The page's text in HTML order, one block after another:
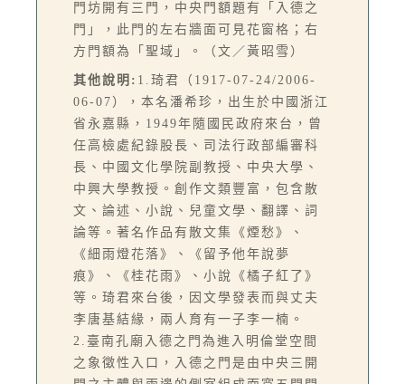
門坊開有三門，中央門額題有「入德之
門」，此門的左右牆面可見花窗格；右
方門額為「聖域」。（文／黃昭雪）
其他說明: 1.琦君（1917-07-24/2006-
06-07），本名潘希珍，出生於中國浙江
省永嘉縣，1949年隨國民政府來台，曾
任高檢處紀錄股長、司法行政部編審科
長、中國文化學院副教授、中央大學、
中興大學教授。創作文類豐富，包含散
文、論述、小說、兒童文學、翻譯、詞
論等。著名作品有散文集《煙愁》、
《細雨燈花落》、《留予他年說夢
痕》、《桂花雨》、小說《橘子紅了》
等。琦君來台後，因文學發表而與丈夫
李唐基結緣，兩人育有一子李一楠。
2.臺南孔廟入德之門為進入明倫堂空間
之象徵性入口，入德之門是由中央三開